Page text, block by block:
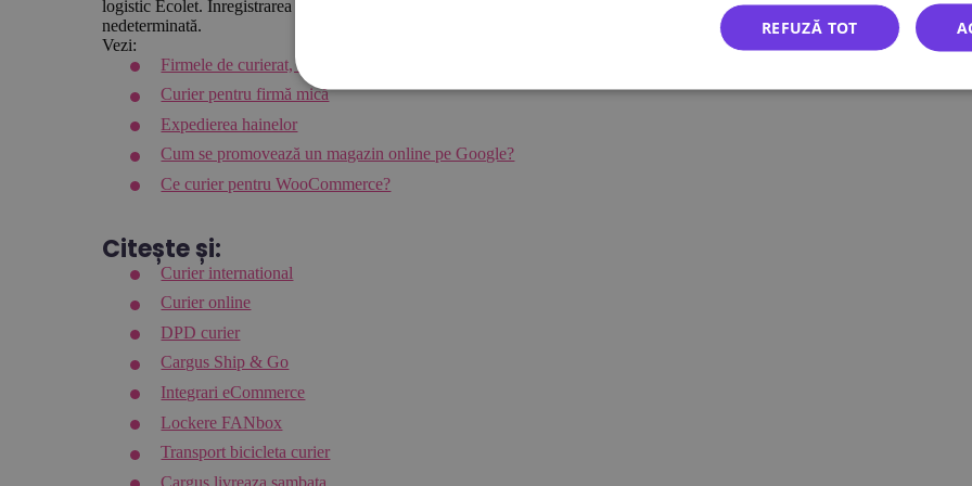
logistic Ecolet. Înregistrarea nu impune necesită de a expedia colete, iar contul din sistem este gratuit și pe perioadă
nedeterminată.
Vezi:
Firmele de curierat, disponibile pe Ecolet
Curier pentru firmă mică
Expedierea hainelor
Cum se promovează un magazin online pe Google?
Ce curier pentru WooCommerce?
Citește și:
Curier international
Curier online
DPD curier
Cargus Ship & Go
Integrari eCommerce
Lockere FANbox
Transport bicicleta curier
Cargus livreaza sambata
REFUZĂ TOT